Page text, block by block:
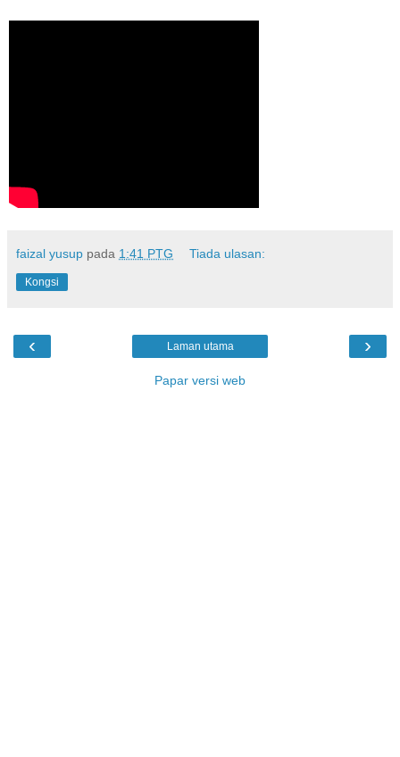
faizal yusup pada 1:41 PTG Tiada ulasan:
Kongsi
‹ ›
Laman utama
Papar versi web